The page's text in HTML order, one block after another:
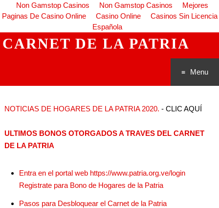
Non Gamstop Casinos Non Gamstop Casinos
Mejores
Paginas De Casino Online
Casino Online
Casinos Sin Licencia
Española
CARNET DE LA PATRIA
Menu
do
NOTICIAS DE HOGARES DE LA PATRIA 2020. - CLIC AQUÍ
ULTIMOS BONOS OTORGADOS A TRAVES DEL CARNET
DE LA PATRIA
Entra en el portal web https://www.patria.org.ve/login
Registrate para Bono de Hogares de la Patria
Pasos para Desbloquear el Carnet de la Patria